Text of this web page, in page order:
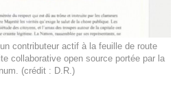
contributeur actif à la feuille de route
collaborative open source portée par la
(crédit : D.R.)